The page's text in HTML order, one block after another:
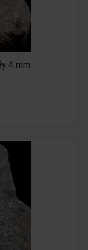
4 mm